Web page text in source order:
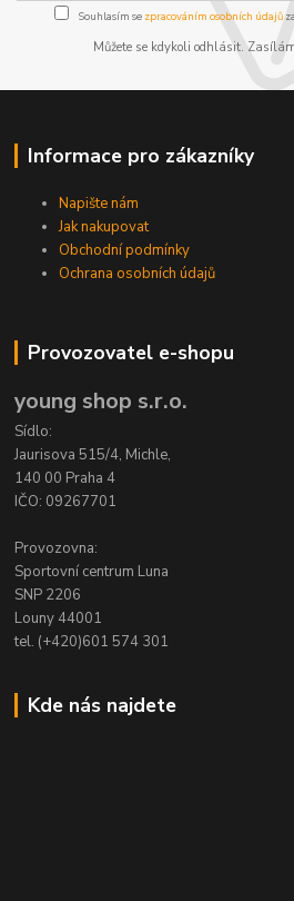
Souhlasím se zpracováním osobních údajů
Můžete se kdykoli odhlásit.
Informace pro zákazníky
Napište nám
Jak nakupovat
Obchodní podmínky
Ochrana osobních údajů
Provozovatel e-shopu
young shop s.r.o.
Sídlo:
Jaurisova 515/4, Michle,
140 00 Praha 4
IČO: 09267701
Provozovna:
Sportovní centrum Luna
SNP 2206
Louny 44001
tel. (+420)601 574 301
Kde nás najdete